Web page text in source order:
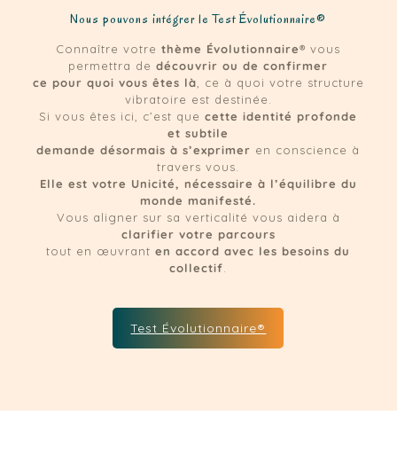
Nous pouvons intégrer le Test Évolutionnaire®
Connaître votrethème Évolutionnaire® vous
permettra dedécouvrir ou de confirmer
ce pour quoi vous êtes là, ce à quoi votre structure
vibratoire est destinée.
Si vous êtes ici, c’est quecette identité profonde
et subtile
demande désormais à s’exprimer en conscience à
travers vous.
Elle est votre Unicité, nécessaire à l’équilibre du
monde manifesté.
Vous aligner sur sa verticalité vous aidera à
clarifier votre parcours
tout en œuvranten accord avec les besoins du
collectif.
Test Évolutionnaire®